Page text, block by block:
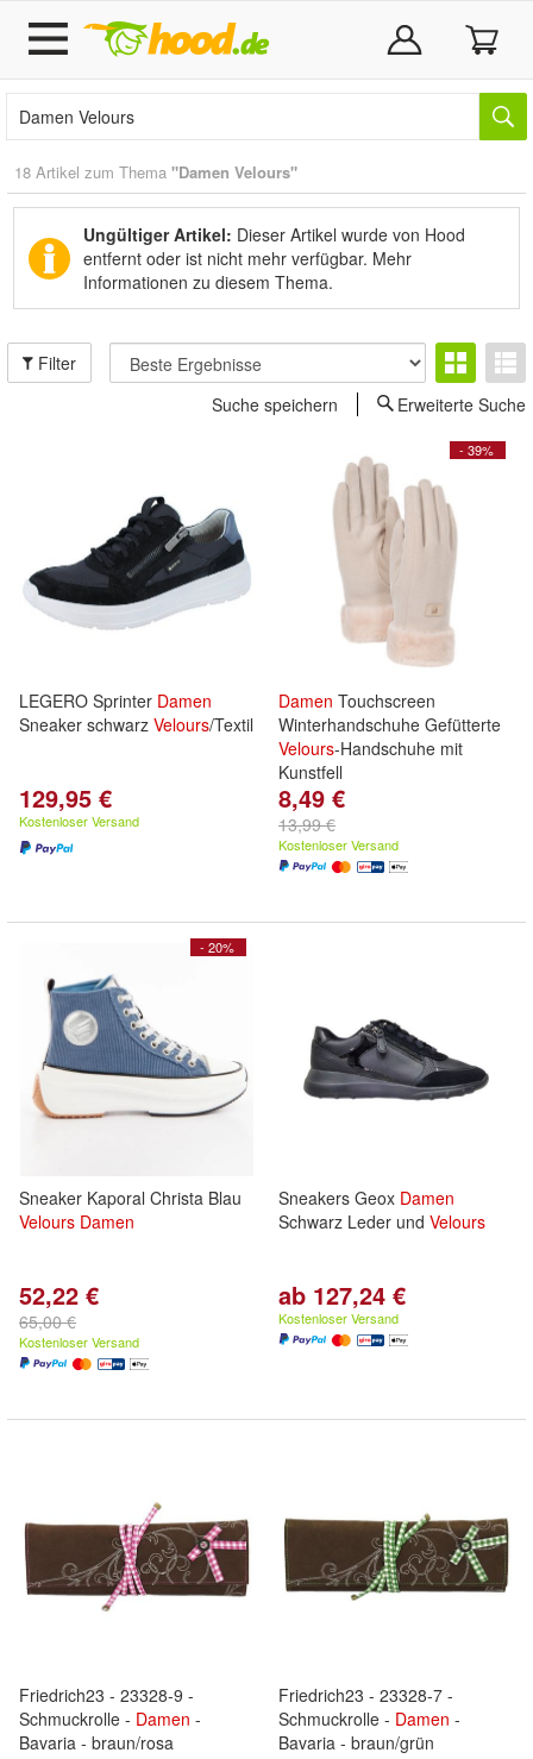
18 Artikel zum Thema "Damen Velours"
Ungültiger Artikel: Dieser Artikel wurde von Hood
entfernt oder ist nicht mehr verfügbar. Mehr
Informationen zu diesem Thema.
Filter
Suche speichern
Erweiterte Suche
LEGERO Sprinter Damen
Sneaker schwarz Velours/Textil
129,95 €
Kostenloser Versand
- 39%
Damen Touchscreen
Winterhandschuhe Gefütterte
Velours-Handschuhe mit
Kunstfell
8,49 €
13,99 €
Kostenloser Versand
- 20%
Sneaker Kaporal Christa Blau
Velours Damen
52,22 €
65,00 €
Kostenloser Versand
Sneakers Geox Damen
Schwarz Leder und Velours
ab 127,24 €
Kostenloser Versand
Friedrich23 - 23328-9 -
Schmuckrolle - Damen -
Bavaria - braun/rosa
Friedrich23 - 23328-7 -
Schmuckrolle - Damen -
Bavaria - braun/grün